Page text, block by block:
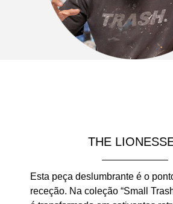
THE
Esta peça deslumbrante é o
receção. Na coleção “Small